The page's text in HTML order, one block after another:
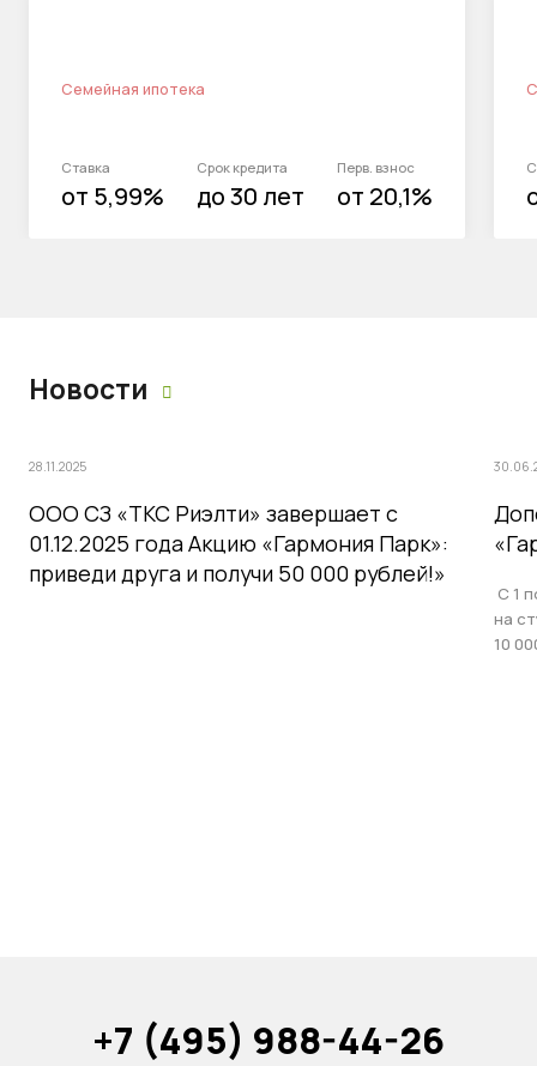
Семейная ипотека
Ставка
от 5,99%
Срок кредита
до 30 лет
Перв. взнос
от 20,1%
Новости
28.11.2025
ООО СЗ «ТКС Риэлти» завершает с
01.12.2025 года Акцию «Гармония Парк»:
приведи друга и получи 50 000 рублей!»
С 1
на
10
+7 (495) 988-44-26